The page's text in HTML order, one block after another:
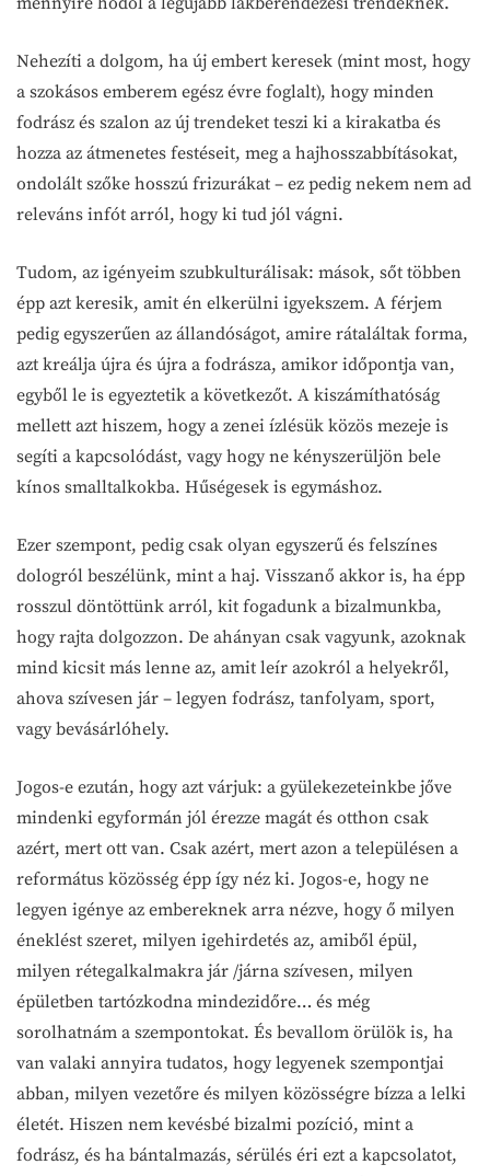
Nehezíti a dolgom, ha új embert keresek (mint most, hogy
a szokásos emberem egész évre foglalt), hogy minden
fodrász és szalon az új trendeket teszi ki a kirakatba és
hozza az átmenetes festéseit, meg a hajhosszabbításokat,
ondolált szőke hosszú frizurákat – ez pedig nekem nem ad
releváns infót arról, hogy ki tud jól vágni.
Tudom, az igényeim szubkulturálisak: mások, sőt többen
épp azt keresik, amit én elkerülni igyekszem. A férjem
pedig egyszerűen az állandóságot, amire rátaláltak forma,
azt kreálja újra és újra a fodrásza, amikor időpontja van,
egyből le is egyeztetik a következőt. A kiszámíthatóság
mellett azt hiszem, hogy a zenei ízlésük közös mezeje is
segíti a kapcsolódást, vagy hogy ne kényszerüljön bele
kínos smalltalkokba. Hűségesek is egymáshoz.
Ezer szempont, pedig csak olyan egyszerű és felszínes
dologról beszélünk, mint a haj. Visszanő akkor is, ha épp
rosszul döntöttünk arról, kit fogadunk a bizalmunkba,
hogy rajta dolgozzon. De ahányan csak vagyunk, azoknak
mind kicsit más lenne az, amit leír azokról a helyekről,
ahova szívesen jár – legyen fodrász, tanfolyam, sport,
vagy bevásárlóhely.
Jogos-e ezután, hogy azt várjuk: a gyülekezeteinkbe jőve
mindenki egyformán jól érezze magát és otthon csak
azért, mert ott van. Csak azért, mert azon a településen a
református közösség épp így néz ki. Jogos-e, hogy ne
legyen igénye az embereknek arra nézve, hogy ő milyen
éneklést szeret, milyen igehirdetés az, amiből épül,
milyen rétegalkalmakra jár /járna szívesen, milyen
épületben tartózkodna mindezidőre… és még
sorolhatnám a szempontokat. És bevallom örülök is, ha
van valaki annyira tudatos, hogy legyenek szempontjai
abban, milyen vezetőre és milyen közösségre bízza a lelki
életét. Hiszen nem kevésbé bizalmi pozíció, mint a
fodrász, és ha bántalmazás, sérülés éri ezt a kapcsolatot,